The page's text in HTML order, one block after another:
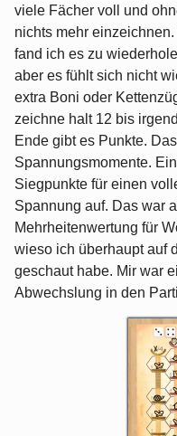
viele Fächer voll und
nichts mehr
fand ich es zu
aber es fühlt sich nicht
extra Boni oder
zeichne halt 12 bis
Ende gibt es Punkte.
Spannungsmomente.
Siegpunkte für einen
Spannung auf. Das war
Mehrheitenwertung für
wieso ich überhaupt auf
geschaut habe. Mir war
Abwechslung in den